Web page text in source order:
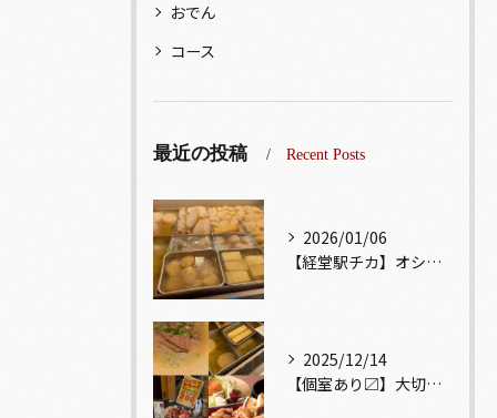
おでん
コース
最近の投稿 Recent Posts
2026/01/06
【経堂駅チカ】オシャレ居酒屋🏮出汁が美味しいおでんがオススメ...
2025/12/14
【個室あり〼】大切な記念日、お祝い事でのご来店ぜひお待ちして...